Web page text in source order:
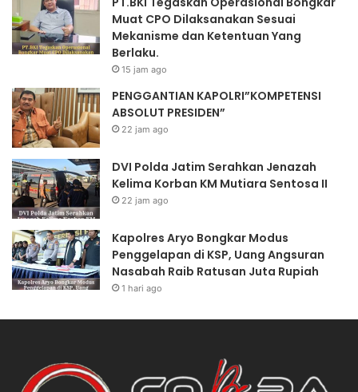
Muat CPO Dilaksanakan Sesuai
Mekanisme dan Ketentuan Yang
Berlaku.
15 jam ago
PENGGANTIAN KAPOLRI”KOMPETENSI
ABSOLUT PRESIDEN”
22 jam ago
DVI Polda Jatim Serahkan Jenazah
Kelima Korban KM Mutiara Sentosa II
22 jam ago
Kapolres Aryo Bongkar Modus
Penggelapan di KSP, Uang Angsuran
Nasabah Raib Ratusan Juta Rupiah
1 hari ago